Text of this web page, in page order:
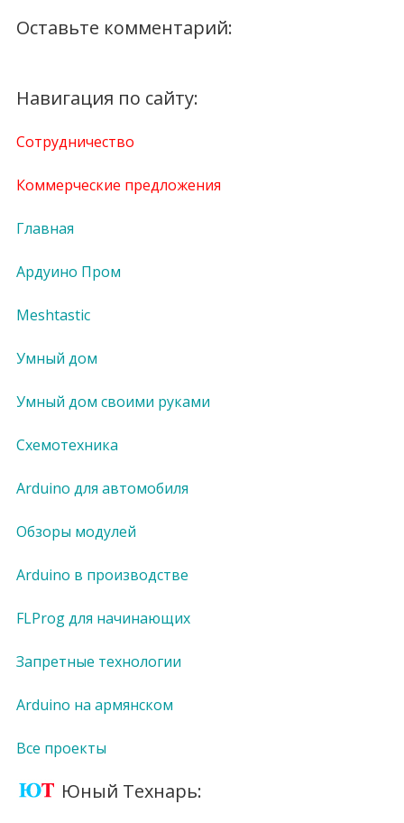
Оставьте комментарий:
Навигация по сайту:
Сотрудничество
Коммерческие предложения
Главная
Ардуино Пром
Meshtastic
Умный дом
Умный дом своими руками
Схемотехника
Arduino для автомобиля
Обзоры модулей
Arduino в производстве
FLProg для начинающих
Запретные технологии
Arduino на армянском
Все проекты
Юный Технарь: